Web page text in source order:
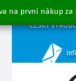
na první nákup za
ČESKÝ